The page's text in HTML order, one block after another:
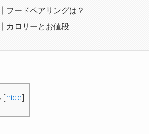
フードペアリングは？
カロリーとお値段
[hide]